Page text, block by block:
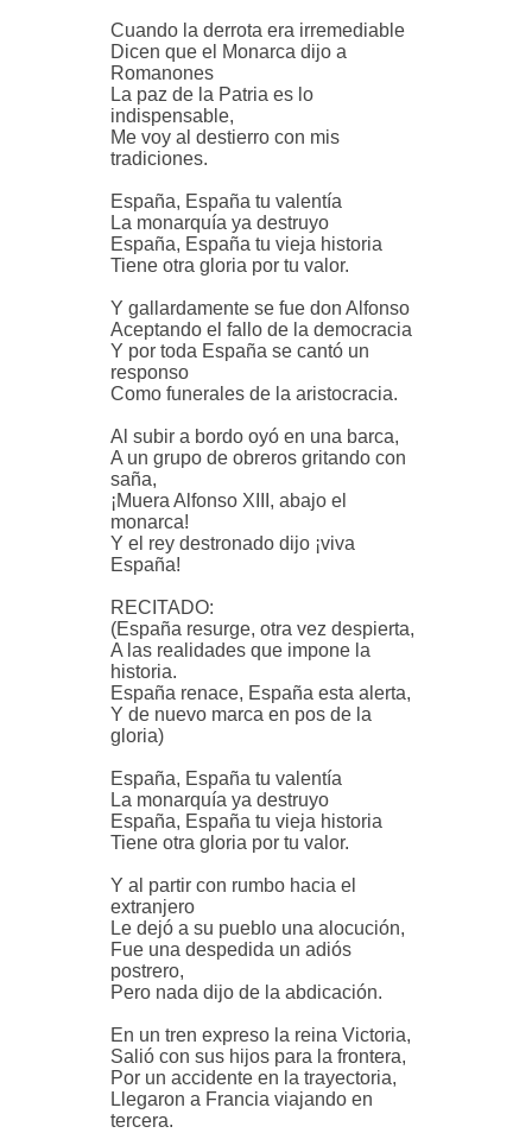
Cuando la derrota era irremediable
Dicen que el Monarca dijo a
Romanones
La paz de la Patria es lo
indispensable,
Me voy al destierro con mis
tradiciones.
España, España tu valentía
La monarquía ya destruyo
España, España tu vieja historia
Tiene otra gloria por tu valor.
Y gallardamente se fue don Alfonso
Aceptando el fallo de la democracia
Y por toda España se cantó un
responso
Como funerales de la aristocracia.
Al subir a bordo oyó en una barca,
A un grupo de obreros gritando con
saña,
¡Muera Alfonso XIII, abajo el
monarca!
Y el rey destronado dijo ¡viva
España!
RECITADO:
(España resurge, otra vez despierta,
A las realidades que impone la
historia.
España renace, España esta alerta,
Y de nuevo marca en pos de la
gloria)
España, España tu valentía
La monarquía ya destruyo
España, España tu vieja historia
Tiene otra gloria por tu valor.
Y al partir con rumbo hacia el
extranjero
Le dejó a su pueblo una alocución,
Fue una despedida un adiós
postrero,
Pero nada dijo de la abdicación.
En un tren expreso la reina Victoria,
Salió con sus hijos para la frontera,
Por un accidente en la trayectoria,
Llegaron a Francia viajando en
tercera.